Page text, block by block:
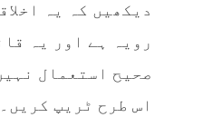
دیکھیں کہ یہ
رویہ ہے اور یہ
صحیح استعمال
اس طرح ٹریپ